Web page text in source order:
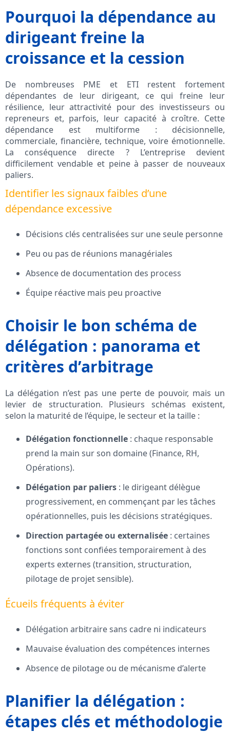
Pourquoi la dépendance au
dirigeant freine la
croissance et la cession
De nombreuses PME et ETI restent fortement
dépendantes de leur dirigeant, ce qui freine leur
résilience, leur attractivité pour des investisseurs ou
repreneurs et, parfois, leur capacité à croître. Cette
dépendance est multiforme : décisionnelle,
commerciale, financière, technique, voire émotionnelle.
La conséquence directe ? L’entreprise devient
difficilement vendable et peine à passer de nouveaux
paliers.
Identifier les signaux faibles d’une
dépendance excessive
Décisions clés centralisées sur une seule personne
Peu ou pas de réunions managériales
Absence de documentation des process
Équipe réactive mais peu proactive
Choisir le bon schéma de
délégation : panorama et
critères d’arbitrage
La délégation n’est pas une perte de pouvoir, mais un
levier de structuration. Plusieurs schémas existent,
selon la maturité de l’équipe, le secteur et la taille :
Délégation fonctionnelle : chaque responsable
prend la main sur son domaine (Finance, RH,
Opérations).
Délégation par paliers : le dirigeant délègue
progressivement, en commençant par les tâches
opérationnelles, puis les décisions stratégiques.
Direction partagée ou externalisée : certaines
fonctions sont confiées temporairement à des
experts externes (transition, structuration,
pilotage de projet sensible).
Écueils fréquents à éviter
Délégation arbitraire sans cadre ni indicateurs
Mauvaise évaluation des compétences internes
Absence de pilotage ou de mécanisme d’alerte
Planifier la délégation :
étapes clés et méthodologie